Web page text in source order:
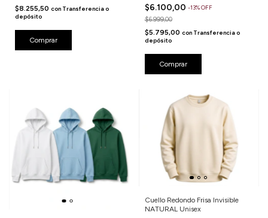
$8.255,50 con Transferencia o
depósito
Comprar
$6.100,00 -13%OFF
$6.999,00
$5.795,00 con Transferencia o
depósito
Comprar
Cuello Redondo Frisa Invisible
NATURAL Unisex